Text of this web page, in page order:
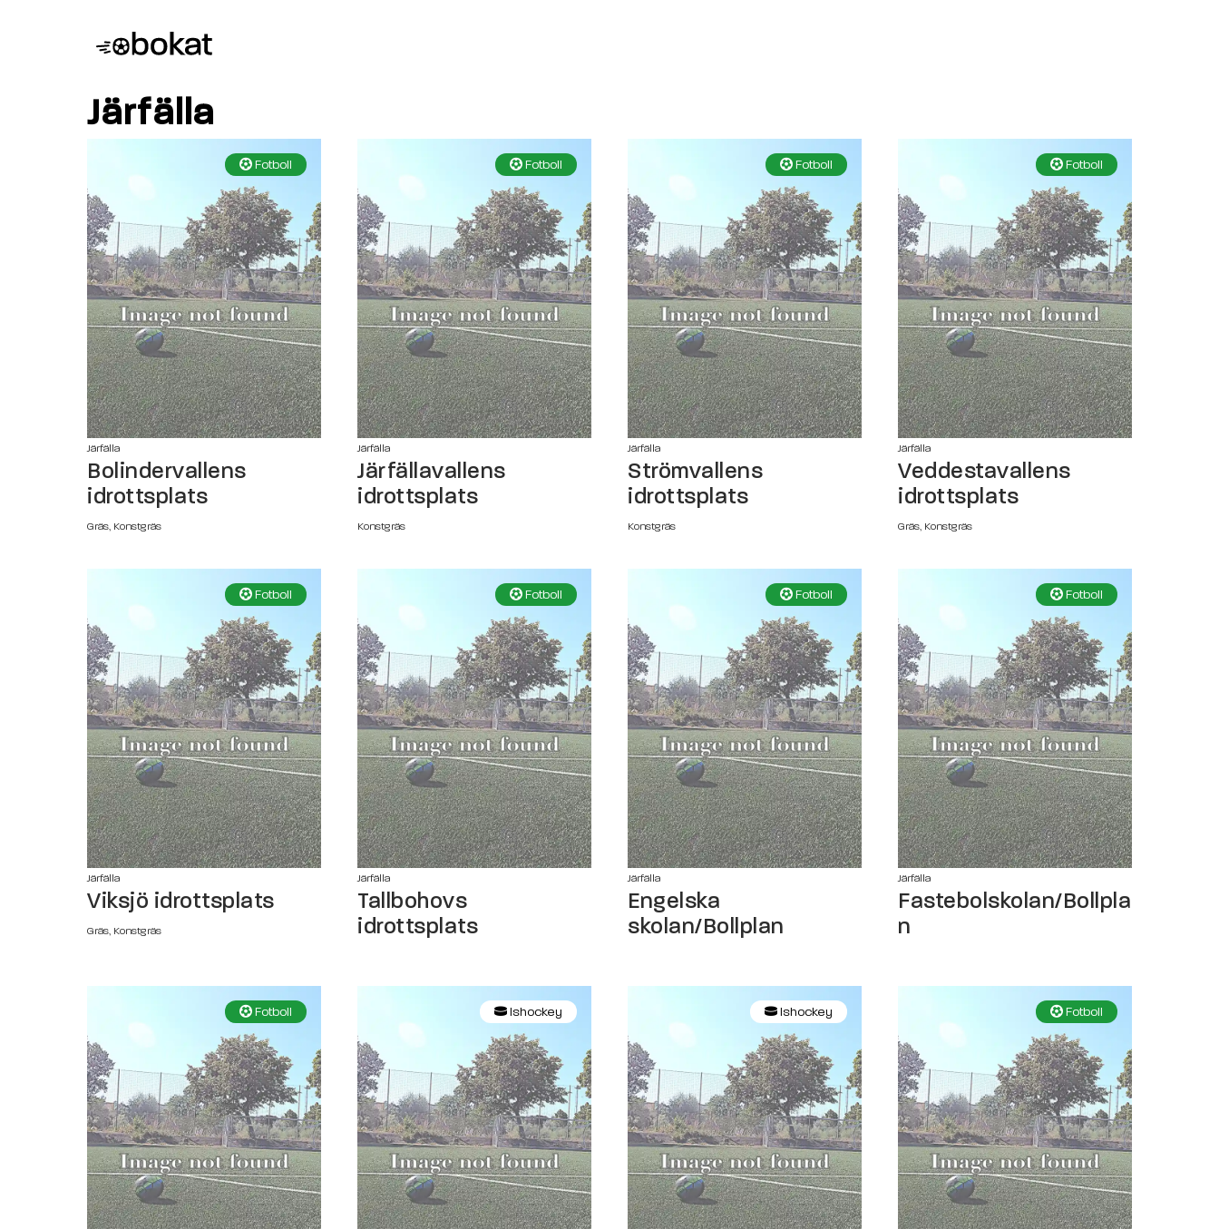
Järfälla
Fotboll
Järfälla
Bolindervallens
idrottsplats
Gräs, Konstgräs
Fotboll
Järfälla
Järfällavallens
idrottsplats
Konstgräs
Fotboll
Järfälla
Strömvallens
idrottsplats
Konstgräs
Fotboll
Järfälla
Veddestavallens
idrottsplats
Gräs, Konstgräs
Fotboll
Järfälla
Viksjö idrottsplats
Gräs, Konstgräs
Fotboll
Järfälla
Tallbohovs
idrottsplats
Fotboll
Järfälla
Engelska
skolan/Bollplan
Fotboll
Järfälla
Fastebolskolan/Bollpla
n
Fotboll Ishockey Ishockey Fotboll